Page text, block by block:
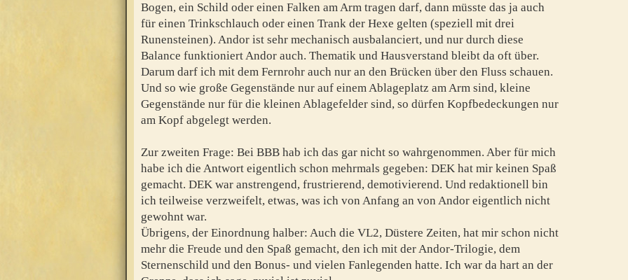
Bogen, ein Schild oder einen Falken am Arm tragen darf, dann müsste das ja auch
für einen Trinkschlauch oder einen Trank der Hexe gelten (speziell mit drei
Runensteinen). Andor ist sehr mechanisch ausbalanciert, und nur durch diese
Balance funktioniert Andor auch. Thematik und Hausverstand bleibt da oft über.
Darum darf ich mit dem Fernrohr auch nur an den Brücken über den Fluss schauen.
Und so wie große Gegenstände nur auf einem Ablageplatz am Arm sind, kleine
Gegenstände nur für die kleinen Ablagefelder sind, so dürfen Kopfbedeckungen nur
am Kopf abgelegt werden.
Zur zweiten Frage: Bei BBB hab ich das gar nicht so wahrgenommen. Aber für mich
habe ich die Antwort eigentlich schon mehrmals gegeben: DEK hat mir keinen Spaß
gemacht. DEK war anstrengend, frustrierend, demotivierend. Und redaktionell bin
ich teilweise verzweifelt, etwas, was ich von Anfang an von Andor eigentlich nicht
gewohnt war.
Übrigens, der Einordnung halber: Auch die VL2, Düstere Zeiten, hat mir schon nicht
mehr die Freude und den Spaß gemacht, den ich mit der Andor-Trilogie, dem
Sternenschild und den Bonus- und vielen Fanlegenden hatte. Ich war da hart an der